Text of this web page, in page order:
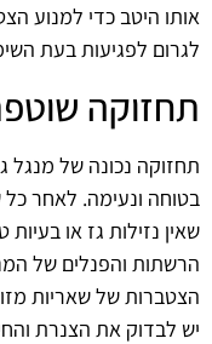
אותו היטב כדי למנוע
לגרום לפגיעות בעת
תחזוקה
תחזוקה נכונה של מנגל
בטוחה ונעימה. לאחר
שאין נזילות גז או
הרשתות והפנלים של
הצטברות של שאריות
יש לבדוק את הצנרת